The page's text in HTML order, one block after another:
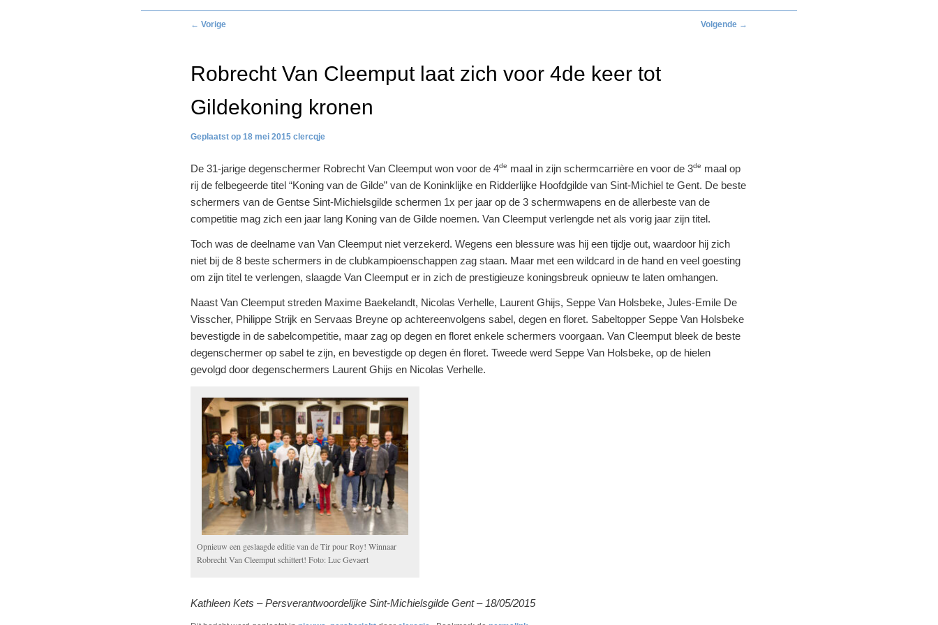
Bericht
← Vorige Volgende →
Robrecht Van Cleemput laat zich voor 4de keer tot
Gildekoning kronen
18 mei 2015 clercqje
De 31-jarige degenschermer Robrecht Van Cleemput won voor de 4de maal in zijn schermcarrière en voor de 3de maal op
rij de felbegeerde titel “Koning van de Gilde” van de Koninklijke en Ridderlijke Hoofdgilde van Sint-Michiel te Gent. De beste
schermers van de Gentse Sint-Michielsgilde schermen 1x per jaar op de 3 schermwapens en de allerbeste van de
competitie mag zich een jaar lang Koning van de Gilde noemen. Van Cleemput verlengde net als vorig jaar zijn titel.
Toch was de deelname van Van Cleemput niet verzekerd. Wegens een blessure was hij een tijdje out, waardoor hij zich
niet bij de 8 beste schermers in de clubkampioenschappen zag staan. Maar met een wildcard in de hand en veel goesting
om zijn titel te verlengen, slaagde Van Cleemput er in zich de prestigieuze koningsbreuk opnieuw te laten omhangen.
Naast Van Cleemput streden Maxime Baekelandt, Nicolas Verhelle, Laurent Ghijs, Seppe Van Holsbeke, Jules-Emile De
Visscher, Philippe Strijk en Servaas Breyne op achtereenvolgens sabel, degen en floret. Sabeltopper Seppe Van Holsbeke
bevestigde in de sabelcompetitie, maar zag op degen en floret enkele schermers voorgaan. Van Cleemput bleek de beste
degenschermer op sabel te zijn, en bevestigde op degen én floret. Tweede werd Seppe Van Holsbeke, op de hielen
gevolgd door degenschermers Laurent Ghijs en Nicolas Verhelle.
Opnieuw een geslaagde editie van de Tir pour Roy! Winnaar
Robrecht Van Cleemput schittert! Foto: Luc Gevaert
Kathleen Kets – Persverantwoordelijke Sint-Michielsgilde Gent – 18/05/2015